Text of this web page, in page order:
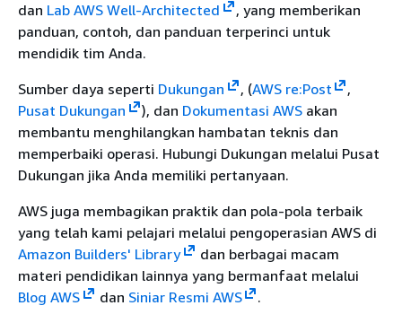
dan Lab AWS Well-Architected
, yang memberikan
panduan, contoh, dan panduan terperinci untuk
mendidik tim Anda.
Sumber daya seperti Dukungan , (AWS re:Post
,
Pusat Dukungan
), dan Dokumentasi AWSakan
membantu menghilangkan hambatan teknis dan
memperbaiki operasi. Hubungi Dukungan melalui Pusat
Dukungan jika Anda memiliki pertanyaan.
AWS juga membagikan praktik dan pola-pola terbaik
yang telah kami pelajari melalui pengoperasian AWS di
Amazon Builders' Library
dan berbagai macam
materi pendidikan lainnya yang bermanfaat melalui
Blog AWS
dan Siniar Resmi AWS
.